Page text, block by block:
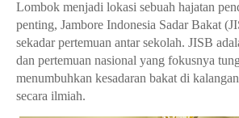
Lombok menjadi lokasi sebuah hajatan
penting, Jambore Indonesia Sadar Bakat
sekadar pertemuan antar sekolah. JISB
dan pertemuan nasional yang fokusnya
menumbuhkan kesadaran bakat di
secara ilmiah.